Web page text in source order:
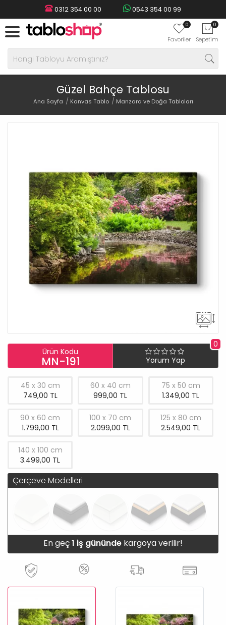
0312 354 00 00 0543 354 00 99
0
Favoriler
0
Sepetim
Güzel Bahçe Tablosu
Ana Sayfa Kanvas Tablo Manzara ve Doğa Tabloları
Ürün Kodu
MN-191
0
Yorum Yap
45 x 30 cm
749,00 TL
60 x 40 cm
999,00 TL
75 x 50 cm
1.349,00 TL
90 x 60 cm
1.799,00 TL
100 x 70 cm
2.099,00 TL
125 x 80 cm
2.549,00 TL
140 x 100 cm
3.499,00 TL
Çerçeve Modelleri
En geç1 iş gününde kargoya verilir!